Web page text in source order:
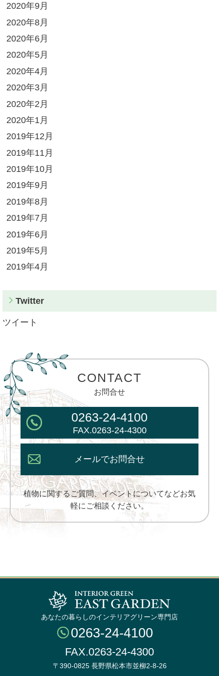
2020年9月
2020年8月
2020年6月
2020年5月
2020年4月
2020年3月
2020年2月
2020年1月
2019年12月
2019年11月
2019年10月
2019年9月
2019年8月
2019年7月
2019年6月
2019年5月
2019年4月
Twitter
ツイート
CONTACT
お問合せ
0263-24-4100
FAX.0263-24-4300
メールでお問合せ
植物に関するご質問、イベントについてなどお気
軽にご相談ください。
あなたの暮らしのインテリアグリーン専門店
0263-24-4100
FAX.0263-24-4300
〒390-0825 長野県松本市並柳2-8-26